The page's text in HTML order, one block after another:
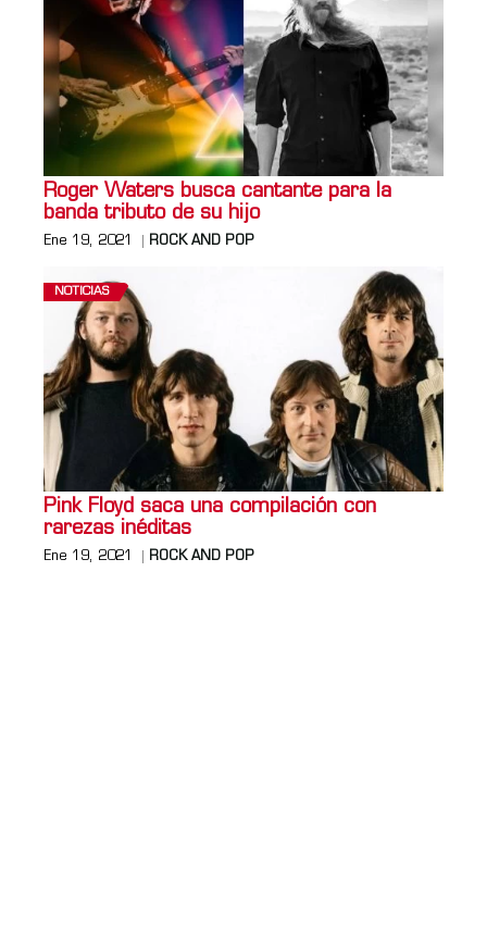
Roger Waters busca cantante para la
banda tributo de su hijo
Ene 19, 2021 ROCK AND POP
NOTICIAS
Pink Floyd saca una compilación con
rarezas inéditas
Ene 19, 2021 ROCK AND POP